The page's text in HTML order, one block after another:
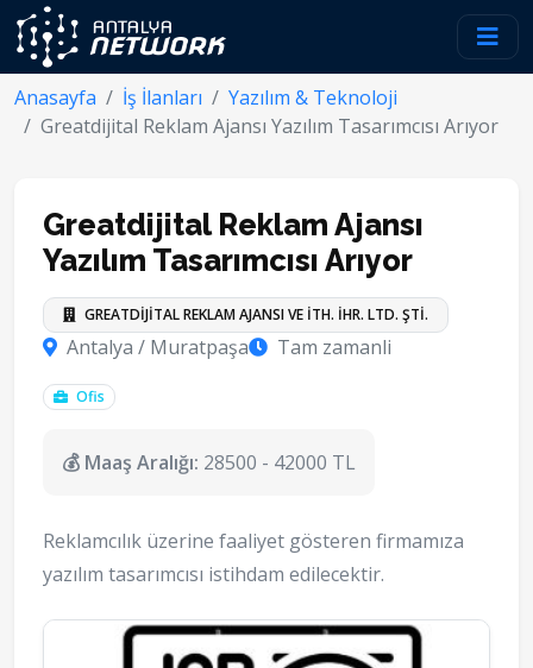
Anasayfa İş İlanları
Yazılım & Teknoloji
Greatdijital Reklam Ajansı Yazılım Tasarımcısı Arıyor
Greatdijital Reklam Ajansı
Yazılım Tasarımcısı Arıyor
GREATDİJİTAL REKLAM AJANSI VE İTH. İHR. LTD. ŞTİ.
Antalya / Muratpaşa Tam zamanli
Ofis
💰 Maaş Aralığı: 28500 - 42000 TL
Reklamcılık üzerine faaliyet gösteren firmamıza
yazılım tasarımcısı istihdam edilecektir.